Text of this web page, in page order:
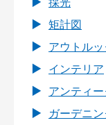
矩計図
アウトルッ
インテリア
アンティー
ガーデニ